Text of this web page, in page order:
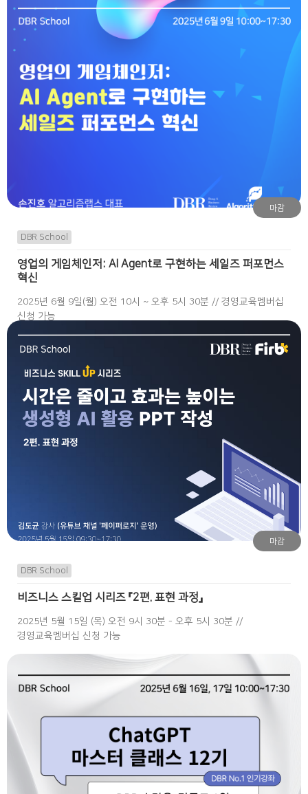
마감
DBR School
영업의 게임체인저: AI Agent로 구현하는 세일즈 퍼포먼스
혁신
2025년 6월 9일(월) 오전 10시 ~ 오후 5시 30분 // 경영교육멤버십
신청 가능
마감
DBR School
비즈니스 스킬업 시리즈 『2편. 표현 과정』
2025년 5월 15일 (목) 오전 9시 30분 - 오후 5시 30분 //
경영교육멤버십 신청 가능